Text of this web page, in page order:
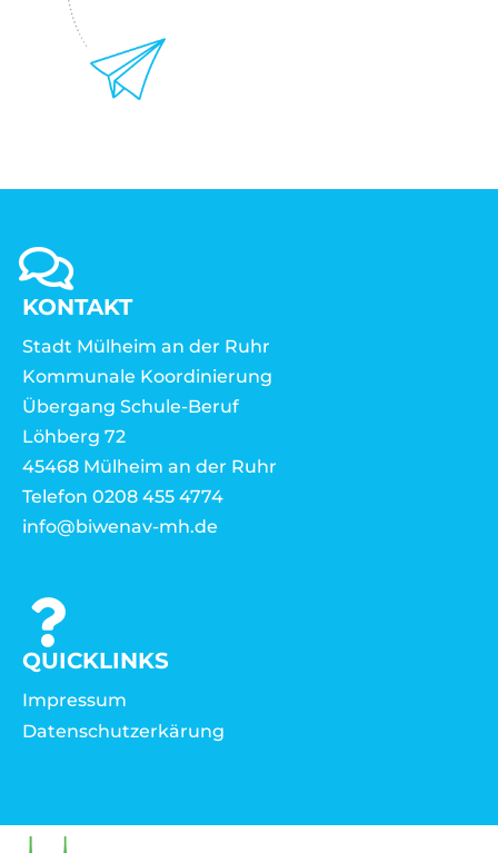
KONTAKT
Stadt Mülheim an der Ruhr
Kommunale Koordinierung
Übergang Schule-Beruf
Löhberg 72
45468 Mülheim an der Ruhr
Telefon 0208 455 4774
info@biwenav-mh.de
QUICKLINKS
Impressum
Datenschutzerkärung